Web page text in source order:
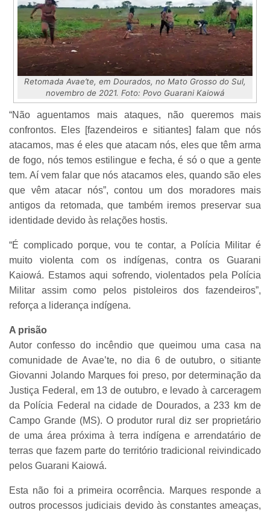
Retomada Avae’te, em Dourados, no Mato Grosso do Sul,
novembro de 2021. Foto: Povo Guarani Kaiowá
“Não aguentamos mais ataques, não queremos mais
confrontos. Eles [fazendeiros e sitiantes] falam que nós
atacamos, mas é eles que atacam nós, eles que têm arma
de fogo, nós temos estilingue e fecha, é só o que a gente
tem. Aí vem falar que nós atacamos eles, quando são eles
que vêm atacar nós”, contou um dos moradores mais
antigos da retomada, que também iremos preservar sua
identidade devido às relações hostis.
“É complicado porque, vou te contar, a Polícia Militar é
muito violenta com os indígenas, contra os Guarani
Kaiowá. Estamos aqui sofrendo, violentados pela Polícia
Militar assim como pelos pistoleiros dos fazendeiros”,
reforça a liderança indígena.
A prisão
Autor confesso do incêndio que queimou uma casa na
comunidade de Avae’te, no dia 6 de outubro, o sitiante
Giovanni Jolando Marques foi preso, por determinação da
Justiça Federal, em 13 de outubro, e levado à carceragem
da Polícia Federal na cidade de Dourados, a 233 km de
Campo Grande (MS). O produtor rural diz ser proprietário
de uma área próxima à terra indígena e arrendatário de
terras que fazem parte do território tradicional reivindicado
pelos Guarani Kaiowá.
Esta não foi a primeira ocorrência. Marques responde a
outros processos judiciais devido às constantes ameaças,